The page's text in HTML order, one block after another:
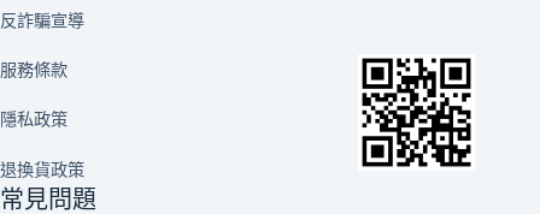
反詐騙宣導
服務條款
隱私政策
退換貨政策
常見問題